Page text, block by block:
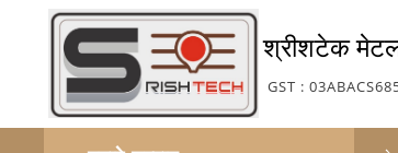
श्रीशटेक
GST :